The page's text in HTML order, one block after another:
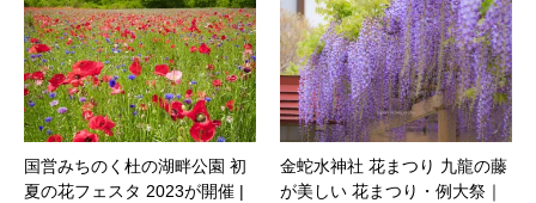
国営みちのく杜の湖畔公園 初
夏の花フェスタ 2023が開催 |
金蛇水神社 花まつり 九龍の藤
が美しい 花まつり・例大祭｜